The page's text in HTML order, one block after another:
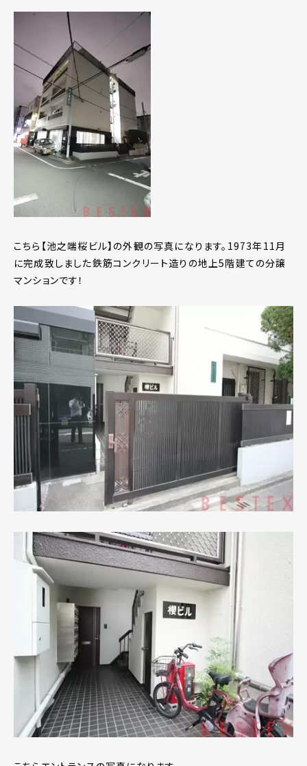
こちら【池之端桜ビル】の外観の写真になります。1973年11月
に完成致しました鉄筋コンクリート造りの地上5階建ての分譲
マンションです！